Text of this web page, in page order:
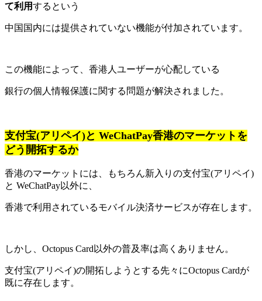
て利用するという
中国国内には提供されていない機能が付加されています。
この機能によって、香港人ユーザーが心配している
銀行の個人情報保護に関する問題が解決されました。
支付宝(アリペイ)と WeChatPay香港のマーケットを
どう開拓するか
香港のマーケットには、もちろん新入りの支付宝(アリペイ)
と WeChatPay以外に、
香港で利用されているモバイル決済サービスが存在します。
しかし、Octopus Card以外の普及率は高くありません。
支付宝(アリペイ)の開拓しようとする先々にOctopus Cardが
既に存在します。